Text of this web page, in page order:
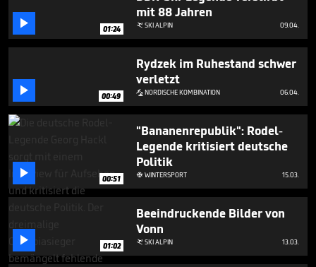
 01:24
mit 88 Jahren
 SKI ALPIN 09.04.
 00:49
Rydzek im Ruhestand schwer
verletzt
NORDISCHE KOMBINATION 06.04.
 00:51
"Bananenrepublik": Rodel-
Legende kritisiert deutsche
Politik
WINTERSPORT 15.03.
 01:02
Beeindruckende Bilder von
Vonn
 SKI ALPIN 13.03.